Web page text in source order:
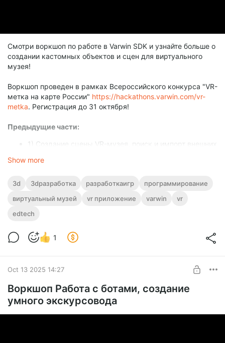
Смотри воркшоп по работе в Varwin SDK и узнайте больше о
создании кастомных объектов и сцен для виртуального
музея!
Воркшоп проведен в рамках Всероссийского конкурса "VR-
метка на карте России" https://hackathons.varwin.com/vr-
metka. Регистрация до 31 октября!
Предыдущие части:
1) Cоздание сцены VR-музея, поиск и импорт внешних
6042-431c-9a6e-89e9f6df1803?share=post_link
2) Создание логики VR-музея и классические приемы
программированияhttps://boosty.to/varwin/posts/a2db
c5a8-61ef-4a2d-8788-f5273fc0bfee?share=post_link
https://boosty.to/varwin/posts/ce79ff8b-eaeb-4a02-
8703-f2c9c6742120?share=post_link
Show more
3d 3dразработка разработкаигр
программирование
виртуальный музей
vr приложение varwin
vr
edtech
1
Oct 13 2025 14:27
Воркшоп Работа с ботами, создание
умного экскурсовода